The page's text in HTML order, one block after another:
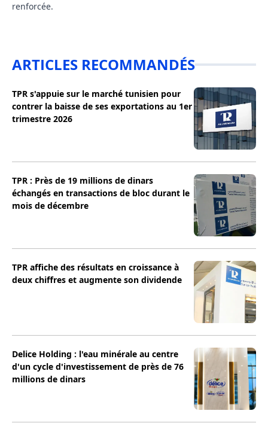
renforcée.
ARTICLES RECOMMANDÉS
TPR s'appuie sur le marché tunisien pour
contrer la baisse de ses exportations au 1er
trimestre 2026
TPR : Près de 19 millions de dinars
échangés en transactions de bloc durant le
mois de décembre
TPR affiche des résultats en croissance à
deux chiffres et augmente son dividende
Delice Holding : l'eau minérale au centre
d'un cycle d'investissement de près de 76
millions de dinars